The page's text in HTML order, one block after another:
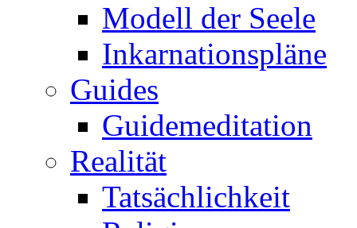
Modell der Seele
Inkarnationspläne
Guides
Guidemeditation
Realität
Tatsächlichkeit